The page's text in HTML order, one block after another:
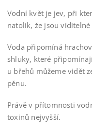
Vodní květ je jev, při
natolik, že jsou
Voda připomíná
shluky, které
u břehů můžeme vidět
pěnu.
Právě v přítomnosti
toxinů nejvyšší.